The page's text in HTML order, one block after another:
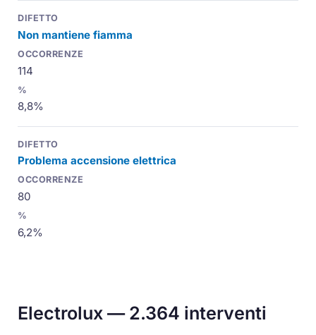
Non mantiene fiamma
114
8,8%
Problema accensione elettrica
80
6,2%
Electrolux — 2.364 interventi